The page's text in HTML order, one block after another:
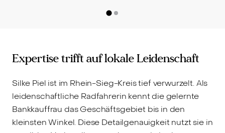
Expertise trifft auf lokale Leidenschaft
Silke Piel ist im Rhein-Sieg-Kreis tief verwurzelt. Als
leidenschaftliche Radfahrerin kennt die gelernte
Bankkauffrau das Geschäftsgebiet bis in den
kleinsten Winkel. Diese Detailgenauigkeit nutzt sie in